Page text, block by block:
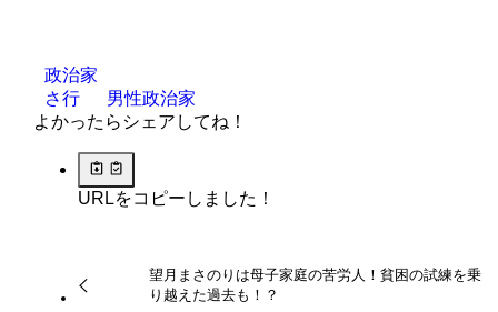
政治家
さ行
男性政治家
よかったらシェアしてね！
URLをコピーしました！
望月まさのりは母子家庭の苦労人！貧困の試練を乗
り越えた過去も！？